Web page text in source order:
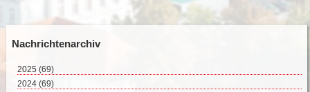
Nachrichtenarchiv
2025 (69)
August 2025 (2)
2024 (69)